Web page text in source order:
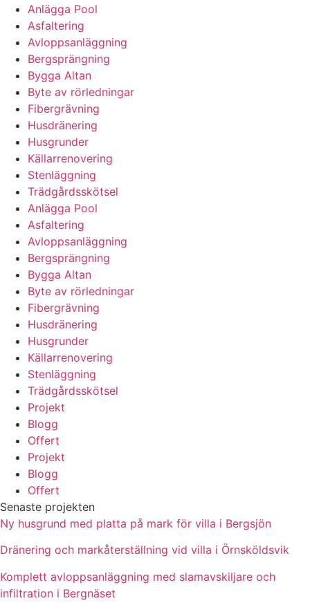
Anlägga Pool
Asfaltering
Avloppsanläggning
Bergsprängning
Bygga Altan
Byte av rörledningar
Fibergrävning
Husdränering
Husgrunder
Källarrenovering
Stenläggning
Trädgårdsskötsel
Anlägga Pool
Asfaltering
Avloppsanläggning
Bergsprängning
Bygga Altan
Byte av rörledningar
Fibergrävning
Husdränering
Husgrunder
Källarrenovering
Stenläggning
Trädgårdsskötsel
Projekt
Blogg
Offert
Projekt
Blogg
Offert
Senaste projekten
Ny husgrund med platta på mark för villa i Bergsjön
Dränering och markåterställning vid villa i Örnsköldsvik
Komplett avloppsanläggning med slamavskiljare och
infiltration i Bergnäset